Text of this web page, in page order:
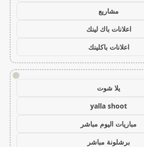
مشاريع
اعلانات باك لينك
اعلانات باكلينك
!
يلا شوت
yalla shoot
مباريات اليوم مباشر
برشلونة مباشر